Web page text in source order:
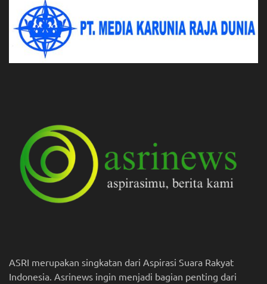
ASRI merupakan singkatan dari Aspirasi Suara Rakyat
Indonesia. Asrinews ingin menjadi bagian penting dari